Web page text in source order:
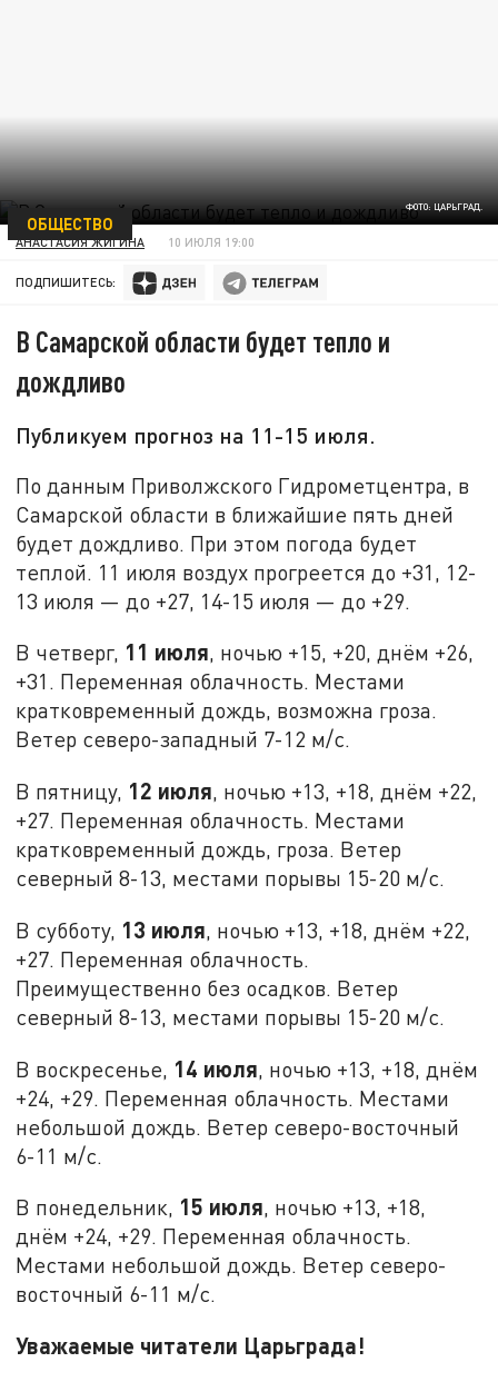
ФОТО: ЦАРЬГРАД.
ОБЩЕСТВО
АНАСТАСИЯ ЖИГИНА 10 ИЮЛЯ 19:00
ПОДПИШИТЕСЬ:
В Самарской области будет тепло и
дождливо
Публикуем прогноз на 11-15 июля.
По данным Приволжского Гидрометцентра, в
Самарской области в ближайшие пять дней
будет дождливо. При этом погода будет
теплой. 11 июля воздух прогреется до +31, 12-
13 июля — до +27, 14-15 июля — до +29.
В четверг, 11 июля, ночью +15, +20, днём +26,
+31. Переменная облачность. Местами
кратковременный дождь, возможна гроза.
Ветер северо-западный 7-12 м/с.
В пятницу, 12 июля, ночью +13, +18, днём +22,
+27. Переменная облачность. Местами
кратковременный дождь, гроза. Ветер
северный 8-13, местами порывы 15-20 м/с.
В субботу, 13 июля, ночью +13, +18, днём +22,
+27. Переменная облачность.
Преимущественно без осадков. Ветер
северный 8-13, местами порывы 15-20 м/с.
В воскресенье, 14 июля , ночью +13, +18, днём
+24, +29. Переменная облачность. Местами
небольшой дождь. Ветер северо-восточный
6-11 м/с.
В понедельник, 15 июля, ночью +13, +18,
днём +24, +29. Переменная облачность.
Местами небольшой дождь. Ветер северо-
восточный 6-11 м/с.
Уважаемые читатели Царьграда!